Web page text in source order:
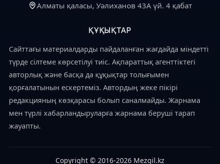
Алматы қаласы, Уәлиханов 43А үй. 4 қабат
ҚҰҚЫҚТАР
Сайттағы материалдарды пайдаланған жағдайда міндетті
түрде сілтеме көрсетілуі тиіс. Ақпараттық агенттіктегі
авторлық және басқа да құқықтар толығымен
қорғалатынын ескертеміз. Автордың жеке пікірі
редакцияның көзқарасы болып саналмайды. Жарнама
мен түрлі хабарландыруларға жарнама беруші тарап
жауапты.
Copyright © 2016-2026 Mezgil.kz